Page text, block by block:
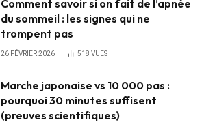
Comment savoir si on fait de l’apnée
du sommeil : les signes qui ne
trompent pas
26 FÉVRIER 2026 518 VUES
Marche japonaise vs 10 000 pas :
pourquoi 30 minutes suffisent
(preuves scientifiques)